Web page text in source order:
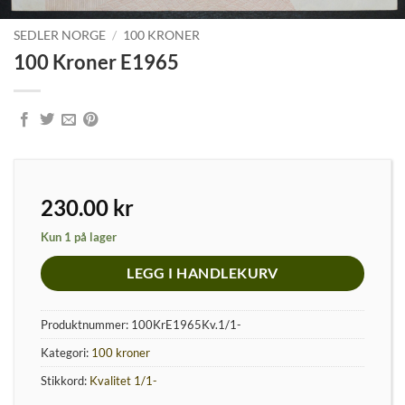
SEDLER NORGE / 100 KRONER
100 Kroner E1965
230.00 kr
Kun 1 på lager
LEGG I HANDLEKURV
Produktnummer: 100KrE1965Kv.1/1-
Kategori: 100 kroner
Stikkord: Kvalitet 1/1-